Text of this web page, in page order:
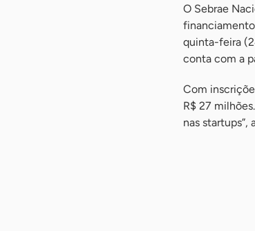
O Sebrae
quinta-feira
conta com a
Com
R$ 27
nas